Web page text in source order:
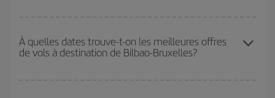
vous suffit de lancer une recherche dans notre
moteur de
recherche de vols économiques. Dites-nous d'où vous partez,
À quelles dates trouve-t-on les meilleures offres
de vols à destination de Bilbao-Bruxelles?